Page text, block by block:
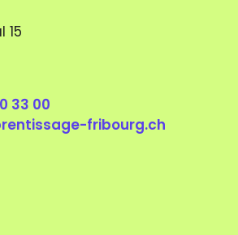
15
33 00
fribourg.ch